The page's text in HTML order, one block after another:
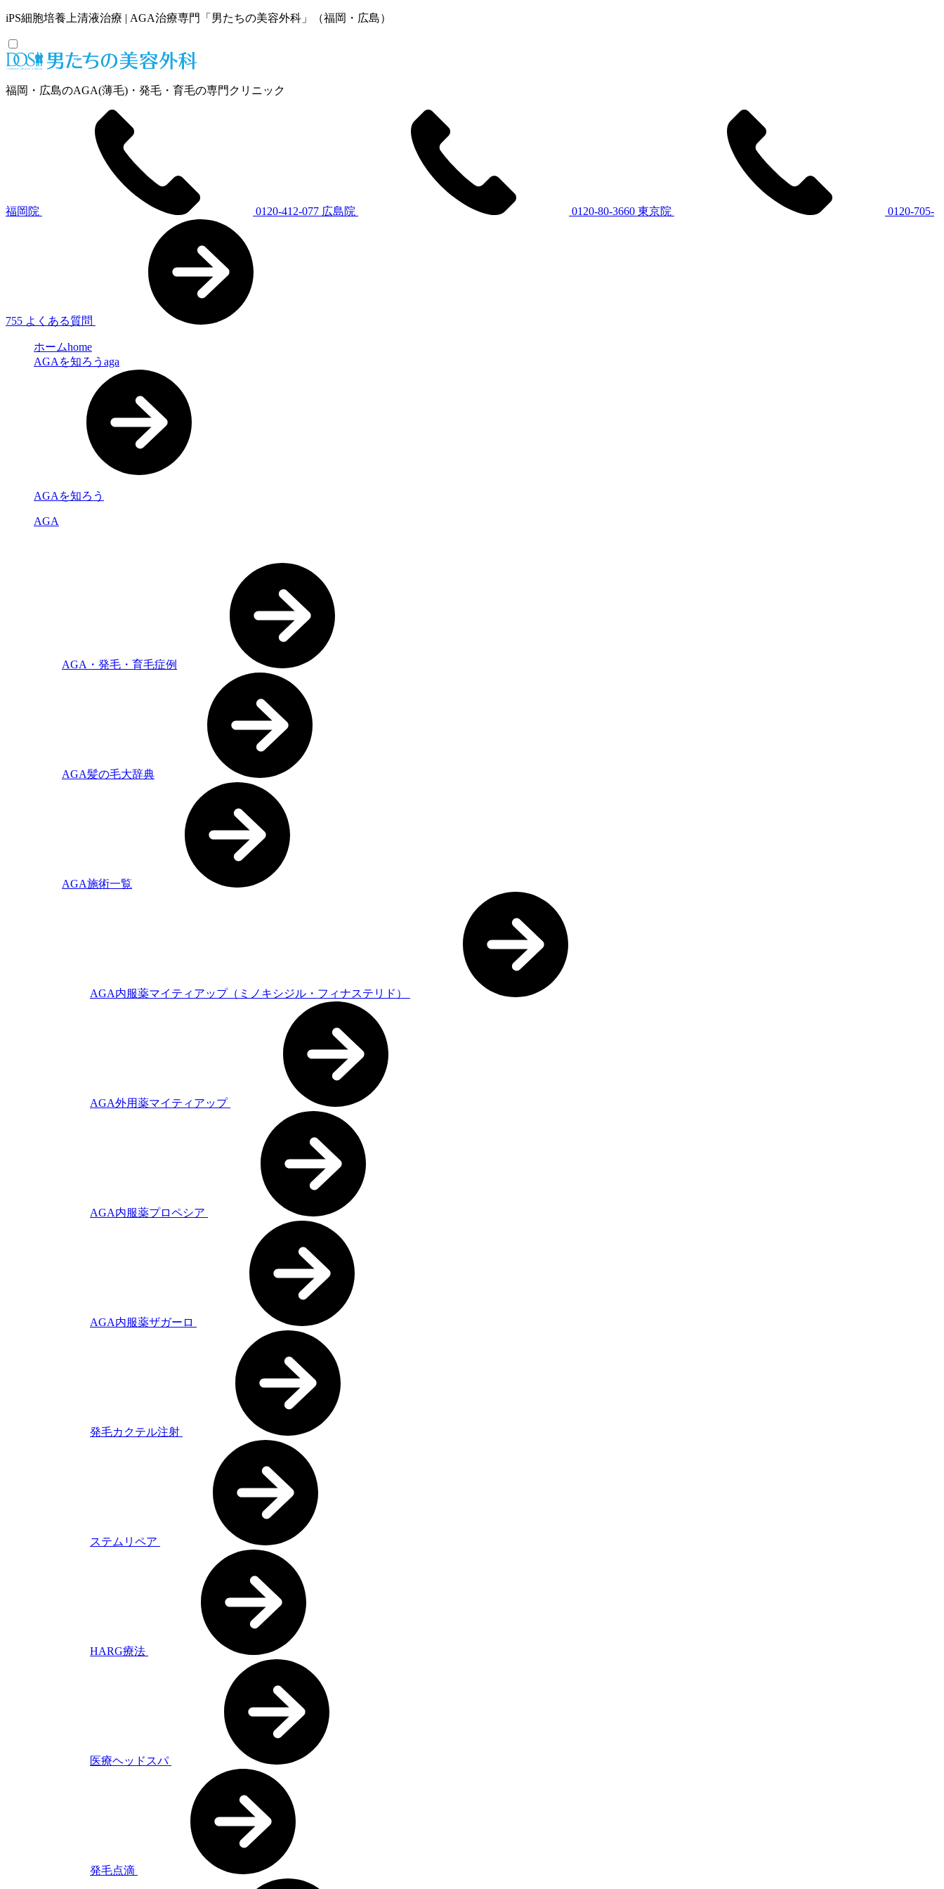
iPS細胞培養上清液治療 | AGA治療専門「男たちの美容外科」（福岡・広島）
福岡・広島のAGA(薄毛)・発毛・育毛の専門クリニック
福岡院 0120-412-077 広島院 0120-80-3660 東京院 0120-705-
755 よくある質問
ホームhome
AGAを知ろう aga
AGAを知ろう
AGA
AGA・発毛・育毛症例
AGA髪の毛大辞典
AGA施術一覧
AGA内服薬マイティアップ（ミノキシジル・フィナステリド）
AGA外用薬マイティアップ
AGA内服薬プロペシア
AGA内服薬ザガーロ
発毛カクテル注射
ステムリペア
HARG療法
医療ヘッドスパ
発毛点滴